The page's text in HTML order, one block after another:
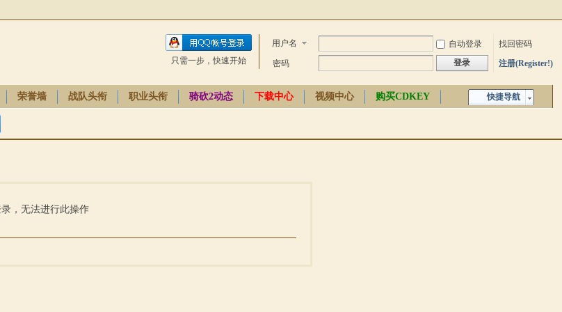
用户名 自动登录
找回密码
密码
登录 注册(Register!)
只需一步，快速开始
快捷导航
荣誉墙 战队头衔 职业头衔 骑砍2动态 下载中心 视频中心
购买CDKEY
，无法进行此操作